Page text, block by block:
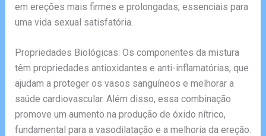
em ereções mais firmes e prolongadas, essenciais para
uma vida sexual satisfatória.
Propriedades Biológicas: Os componentes da mistura
têm propriedades antioxidantes e anti-inflamatórias, que
ajudam a proteger os vasos sanguíneos e melhorar a
saúde cardiovascular. Além disso, essa combinação
promove um aumento na produção de óxido nítrico,
fundamental para a vasodilatação e a melhoria da ereção.